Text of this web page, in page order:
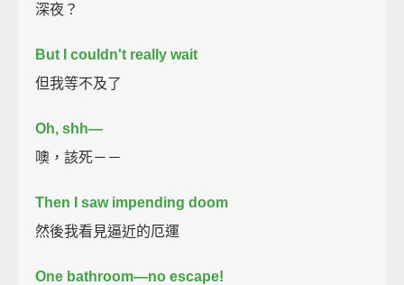
深夜？
But I couldn't really wait
但我等不及了
Oh, shh—
噢，該死－－
Then I saw impending doom
然後我看見逼近的厄運
One bathroom—no escape!